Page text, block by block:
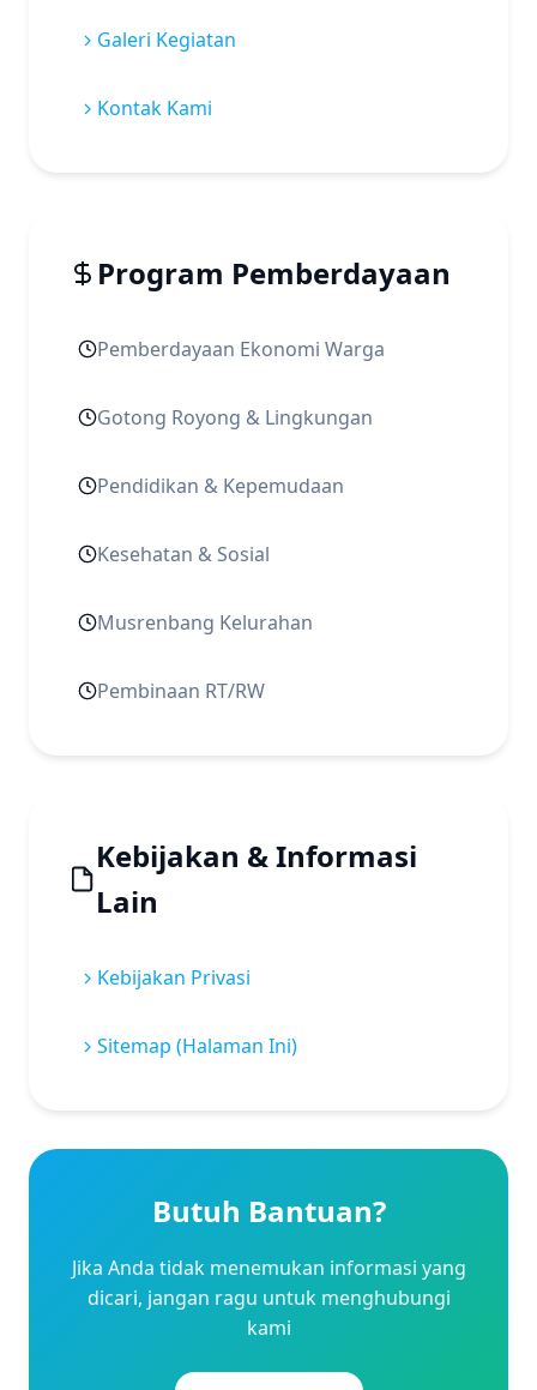
Galeri Kegiatan
Kontak Kami
Program Pemberdayaan
Pemberdayaan Ekonomi Warga
Gotong Royong & Lingkungan
Pendidikan & Kepemudaan
Kesehatan & Sosial
Musrenbang Kelurahan
Pembinaan RT/RW
Kebijakan & Informasi
Lain
Kebijakan Privasi
Sitemap (Halaman Ini)
Butuh Bantuan?
Jika Anda tidak menemukan informasi yang
dicari, jangan ragu untuk menghubungi
kami